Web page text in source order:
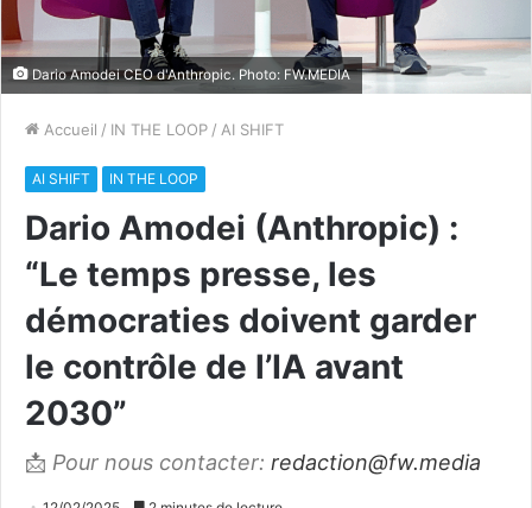
Dario Amodei CEO d'Anthropic. Photo: FW.MEDIA
Accueil / IN THE LOOP / AI SHIFT
AI SHIFT IN THE LOOP
Dario Amodei (Anthropic) :
“Le temps presse, les
démocraties doivent garder
le contrôle de l’IA avant
2030”
📩 Pour nous contacter: redaction@fw.media